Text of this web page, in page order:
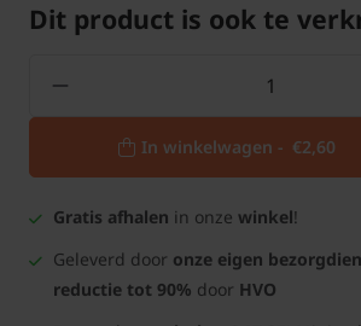
Dit product is ook te
In winkelwagen - €2,60
Gratis afhalen in onze winkel!
Geleverd door onze eigen
reductie tot 90% door HVO